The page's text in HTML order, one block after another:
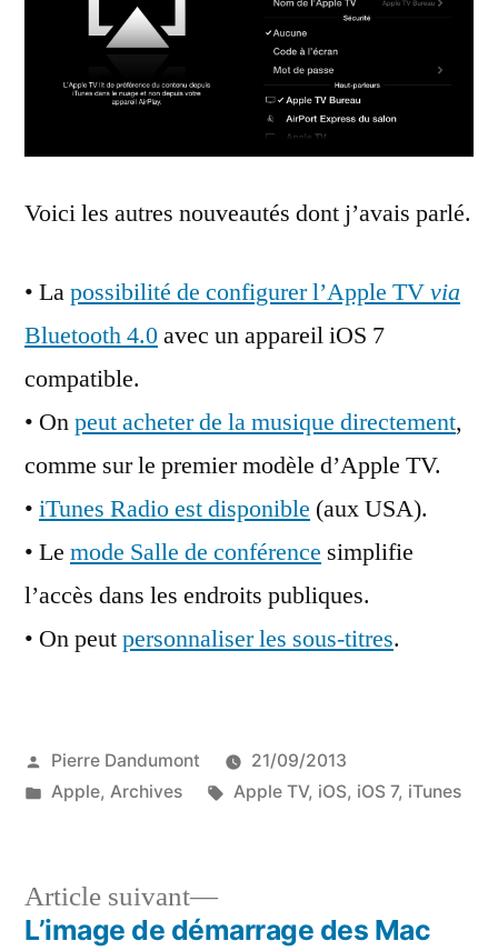
Voici les autres nouveautés dont j’avais parlé.
• Lapossibilité de configurer l’Apple TVvia
Bluetooth 4.0avec un appareil iOS 7
compatible.
• Onpeut acheter de la musique directement,
comme sur le premier modèle d’Apple TV.
• iTunes Radio est disponible (aux USA).
• Le mode Salle de conférence simplifie
l’accès dans les endroits publiques.
• On peutpersonnaliser les sous-titres.
Publié
par
Pierre Dandumont
21/09/2013
Publié
Apple, Archives Étiquettes :
Apple TV, iOS, iOS 7, iTunes
Article suivant
Article
suivant :
L’image de démarrage des Mac